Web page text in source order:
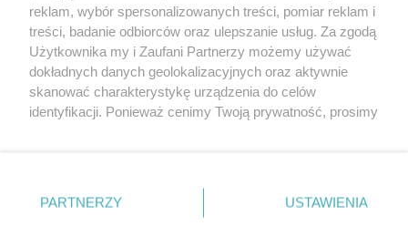
13℃
Zobacz prognozę na 3 dni
Copyright © 2022 Kurier Szczeciński sp. z o.o.
Wszelkie prawa zastrzeżone
reklam, wybór spersonalizowanych treści, pomiar reklam i
treści, badanie odbiorców oraz ulepszanie usług. Za zgodą
Użytkownika my i Zaufani Partnerzy możemy używać
dokładnych danych geolokalizacyjnych oraz aktywnie
skanować charakterystykę urządzenia do celów
identyfikacji. Ponieważ cenimy Twoją prywatność, prosimy
prywatności znajdujący się w lewym dolnym rogu strony
. Niektóre rodzaje przetwarzania danych nie wymagają
PARTNERZY USTAWIENIA